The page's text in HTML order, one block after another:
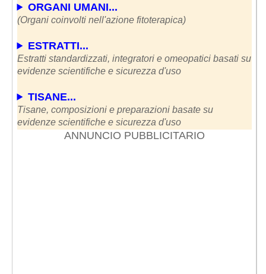
ORGANI UMANI...
(Organi coinvolti nell'azione fitoterapica)
ESTRATTI...
Estratti standardizzati, integratori e omeopatici basati su
evidenze scientifiche e sicurezza d'uso
TISANE...
Tisane, composizioni e preparazioni basate su
evidenze scientifiche e sicurezza d'uso
ANNUNCIO PUBBLICITARIO